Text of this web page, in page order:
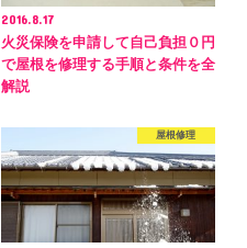
2016.8.17
火災保険を申請して自己負担０円
で屋根を修理する手順と条件を全
解説
屋根修理